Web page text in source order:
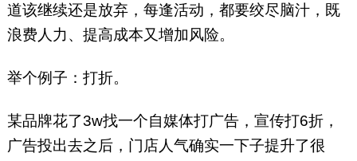
道该继续还是放弃，每逢活动，都要绞尽脑汁，既
浪费人力、提高成本又增加风险。
举个例子：打折。
某品牌花了3w找一个自媒体打广告，宣传打6折，
广告投出去之后，门店人气确实一下子提升了很